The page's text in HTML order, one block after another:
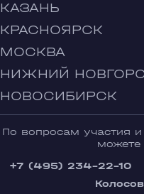
КАЗАНЬ
КРАСНОЯРСК
МОСКВА
НИЖНИЙ
НОВОСИБИРСК
По вопросам участия
можете
+7 (495) 234-22-10